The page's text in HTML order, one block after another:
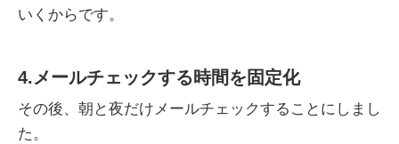
いくからです。
4.メールチェックする時間を固定化
その後、朝と夜だけメールチェックすることにしまし
た。